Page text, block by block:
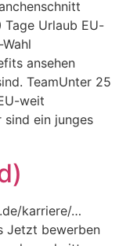
Urlaub EU-
ansehen
TeamUnter 25
weit
sind ein junges
karriere/…
Jetzt bewerben